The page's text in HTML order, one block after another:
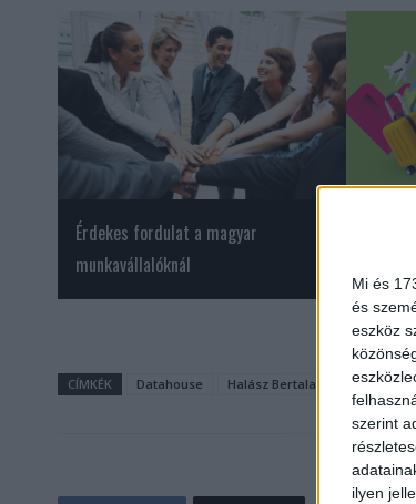
Mi és
és
eszköz
szerint
ilyen
Érdekes fordulat a magyar
munkavállalóknál
A
CÍMKÉK Datahouse Halász Bertalan